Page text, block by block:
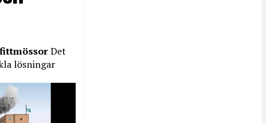
Det
lösningar